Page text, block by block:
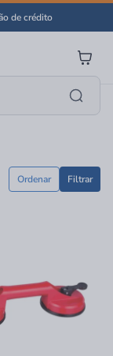
de crédito
Ventosas
Filtrar
Ordenar